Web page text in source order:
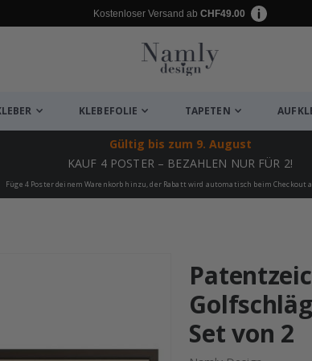
Kostenloser Versand ab CHF49.00
KLEBEFOLIE TAPETEN
Gültig bis zum 9. August
KAUF 4 POSTER – BEZAHLEN NUR FÜR 2!
Füge 4 Poster deinem Warenkorb hinzu, der Rabatt wird automatisch beim Checkout
Set von 2